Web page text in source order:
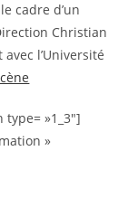
cadre d’un
Christian
l’Université
»1_3″]
»